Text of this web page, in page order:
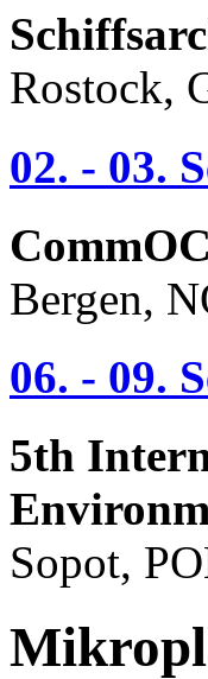
Rostock,
02. - 03.
Bergen,
06. - 09.
5th
Sopot,